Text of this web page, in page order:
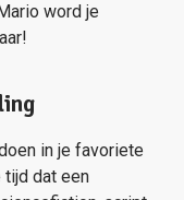
word je
in je favoriete
dat een